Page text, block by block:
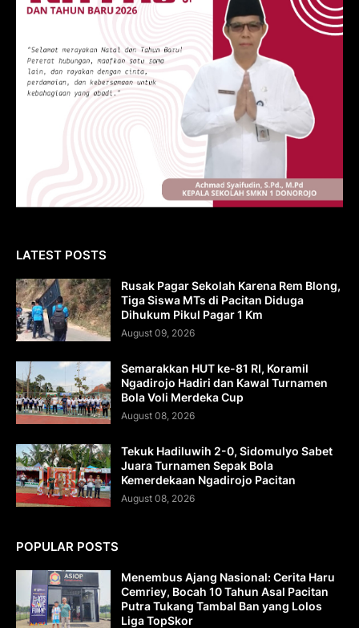
LATEST POSTS
Rusak Pagar Sekolah Karena Rem Blong,
Tiga Siswa MTs di Pacitan Diduga
Dihukum Pikul Pagar 1 Km
August 09, 2026
Semarakkan HUT ke-81 RI, Koramil
Ngadirojo Hadiri dan Kawal Turnamen
Bola Voli Merdeka Cup
August 08, 2026
Tekuk Hadiluwih 2-0, Sidomulyo Sabet
Juara Turnamen Sepak Bola
Kemerdekaan Ngadirojo Pacitan
August 08, 2026
POPULAR POSTS
Menembus Ajang Nasional: Cerita Haru
Cemriey, Bocah 10 Tahun Asal Pacitan
Putra Tukang Tambal Ban yang Lolos
Liga TopSkor